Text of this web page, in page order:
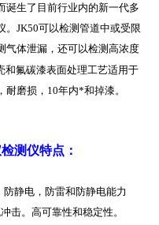
诞生了目前行业内的新一代多
JK50可以检测管道中或受限
气体泄漏，还可以检测高浓度
和氟碳漆表面处理工艺适用于
耐磨损， 10年内*和掉漆。
测仪特点：
静电，防雷和防静电能力
击。高可靠性和稳定性。